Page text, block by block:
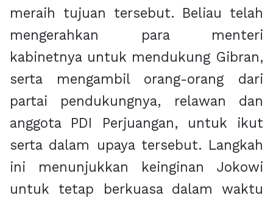
meraih tujuan tersebut. Beliau telah
mengerahkan para menteri
kabinetnya untuk mendukung Gibran,
serta mengambil orang-orang dari
partai pendukungnya, relawan dan
anggota PDI Perjuangan, untuk ikut
serta dalam upaya tersebut. Langkah
ini menunjukkan keinginan Jokowi
untuk tetap berkuasa dalam waktu